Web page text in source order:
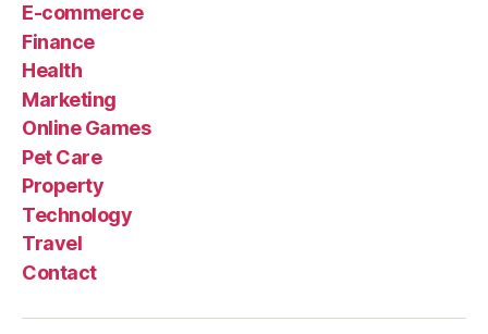
E-commerce
Finance
Health
Marketing
Online Games
Pet Care
Property
Technology
Travel
Contact